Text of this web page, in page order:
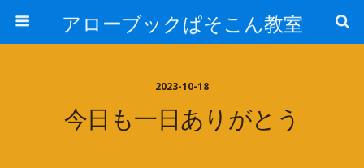
アローブックぱそこん教室
2023-10-18
今日も一日ありがとう